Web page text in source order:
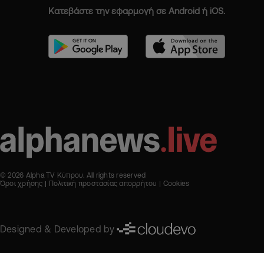
Κατεβάστε την εφαρμογή σε Android ή iOS.
© 2026 Alpha TV Κύπρου. All rights reserved
Όροι χρήσης
Πολιτική προστασίας απορρήτου Cookies
Designed & Developed by